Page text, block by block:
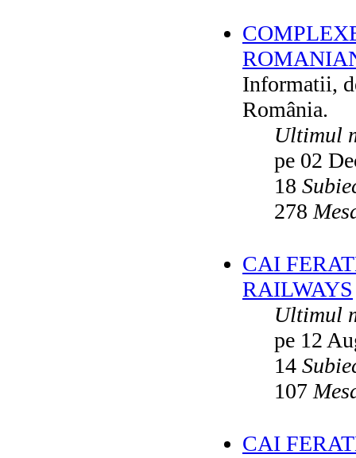
Informatii,
România.
Ultimul
pe 02
18
278
CAI
RAILWAYS
Ultimul
pe 12
14
107
CAI